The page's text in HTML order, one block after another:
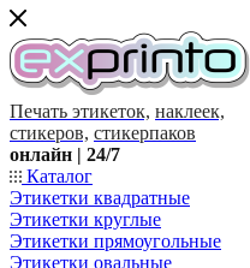
Печать этикеток, наклеек,
стикеров, стикерпаков
онлайн | 24/7
Каталог
Этикетки квадратные
Этикетки круглые
Этикетки прямоугольные
Этикетки овальные